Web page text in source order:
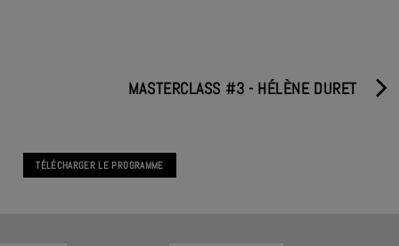
MASTERCLASS #3 - HÉLÈNE DURET
TÉLÉCHARGER LE PROGRAMME